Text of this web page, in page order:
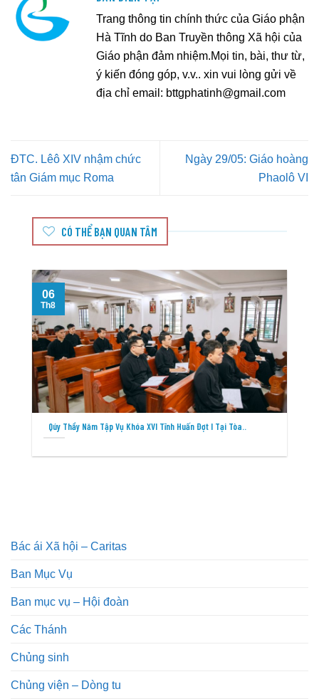
Trang thông tin chính thức của Giáo phận
Hà Tĩnh do Ban Truyền thông Xã hội của
Giáo phận đảm nhiệm.Mọi tin, bài, thư từ,
ý kiến đóng góp, v.v.. xin vui lòng gửi về
địa chỉ email: bttgphatinh@gmail.com
ĐTC. Lêô XIV nhậm chức
tân Giám mục Roma
Ngày 29/05: Giáo hoàng
Phaolô VI
CÓ THỂ BẠN QUAN TÂM
Qúy Thầy Năm Tập Vụ Khóa XVI Tĩnh Huấn Đợt I Tại Tòa..
06
Th8
Bác ái Xã hội – Caritas
Ban Mục Vụ
Ban mục vụ – Hội đoàn
Các Thánh
Chủng sinh
Chủng viện – Dòng tu